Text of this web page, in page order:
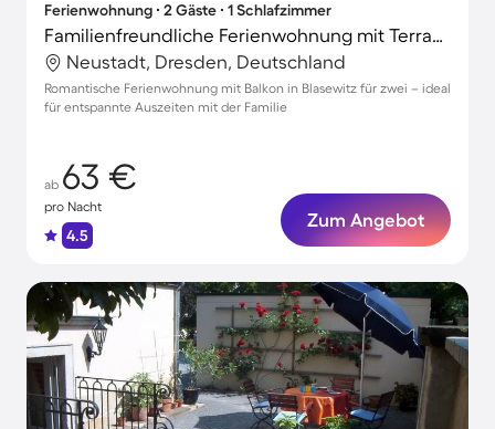
Ferienwohnung ∙ 2 Gäste ∙ 1 Schlafzimmer
Familienfreundliche Ferienwohnung mit Terrasse
Neustadt, Dresden, Deutschland
Romantische Ferienwohnung mit Balkon in Blasewitz für zwei – ideal
für entspannte Auszeiten mit der Familie
ab 63 €
pro Nacht
4.5
Zum Angebot